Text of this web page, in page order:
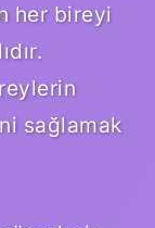
her bireyi
sağlamak